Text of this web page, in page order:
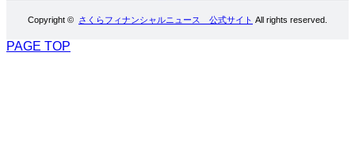
Copyright © さくらフィナンシャルニュース 公式サイト All rights reserved.
PAGE TOP